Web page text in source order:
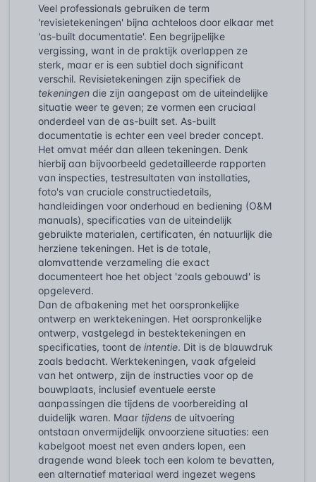
Veel professionals gebruiken de term
'revisietekeningen' bijna achteloos door elkaar met
'as-built documentatie'. Een begrijpelijke
vergissing, want in de praktijk overlappen ze
sterk, maar er is een subtiel doch significant
verschil. Revisietekeningen zijn specifiek de
tekeningen die zijn aangepast om de uiteindelijke
situatie weer te geven; ze vormen een cruciaal
onderdeel van de as-built set. As-built
documentatie is echter een veel breder concept.
Het omvat méér dan alleen tekeningen. Denk
hierbij aan bijvoorbeeld gedetailleerde rapporten
van inspecties, testresultaten van installaties,
foto's van cruciale constructiedetails,
handleidingen voor onderhoud en bediening (O&M
manuals), specificaties van de uiteindelijk
gebruikte materialen, certificaten, én natuurlijk die
herziene tekeningen. Het is de totale,
alomvattende verzameling die exact
documenteert hoe het object 'zoals gebouwd' is
opgeleverd.
Dan de afbakening met het oorspronkelijke
ontwerp en werktekeningen. Het oorspronkelijke
ontwerp, vastgelegd in bestektekeningen en
specificaties, toont de intentie. Dit is de blauwdruk
zoals bedacht. Werktekeningen, vaak afgeleid
van het ontwerp, zijn de instructies voor op de
bouwplaats, inclusief eventuele eerste
aanpassingen die tijdens de voorbereiding al
duidelijk waren. Maar tijdens de uitvoering
ontstaan onvermijdelijk onvoorziene situaties: een
kabelgoot moest net even anders lopen, een
dragende wand bleek toch een kolom te bevatten,
een alternatief materiaal werd ingezet wegens